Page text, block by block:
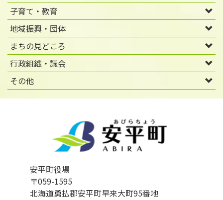
子育て・教育
地域振興・団体
まちの見どころ
行政組織・議会
その他
安平町役場
〒059-1595
北海道勇払郡安平町早来大町95番地